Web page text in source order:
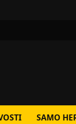
SAMO